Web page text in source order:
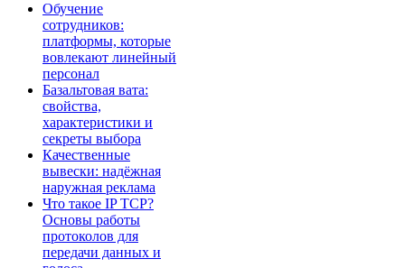
Обучение
сотрудников:
платформы, которые
вовлекают линейный
персонал
Базальтовая вата:
свойства,
характеристики и
секреты выбора
Качественные
вывески: надёжная
наружная реклама
Что такое IP TCP?
Основы работы
протоколов для
передачи данных и